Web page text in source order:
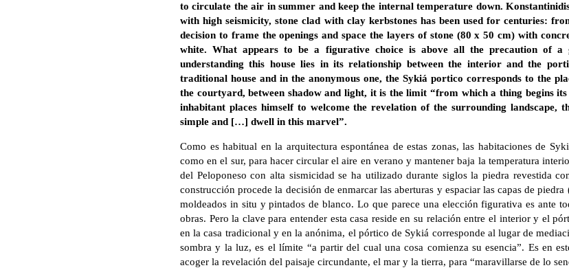
to circulate the air in summer and keep the internal temperature down.
with high seismicity, stone clad with clay kerbstones has been used for centuries:
decision to frame the openings and space the layers of stone (80 x 50 cm) with
white. What appears to be a figurative choice is above all the precaution of
understanding this house lies in its relationship between the interior and the
traditional house and in the anonymous one, the Sykiá portico corresponds to the
the courtyard, between shadow and light, it is the limit “from which a thing begins
inhabitant places himself to welcome the revelation of the surrounding landscape,
simple and […] dwell in this marvel”.
Como es habitual en la arquitectura espontánea de estas zonas, las habitaciones de
como en el sur, para hacer circular el aire en verano y mantener baja la temperatura
del Peloponeso con alta sismicidad se ha utilizado durante siglos la piedra revestida
construcción procede la decisión de enmarcar las aberturas y espaciar las capas de
moldeados in situ y pintados de blanco. Lo que parece una elección figurativa es ante
obras. Pero la clave para entender esta casa reside en su relación entre el interior y el
en la casa tradicional y en la anónima, el pórtico de Sykiá corresponde al lugar de
sombra y la luz, es el límite “a partir del cual una cosa comienza su esencia”. Es en
acoger la revelación del paisaje circundante, el mar y la tierra, para “maravillarse de lo